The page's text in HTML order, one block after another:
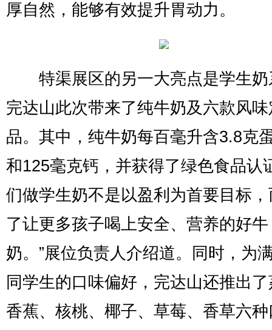
厚自然，能够有效提升胃动力。
特渠展区的另一大亮点是学生奶
完达山此次带来了纯牛奶及六款风
品。其中，纯牛奶每百毫升含3.8克
和125毫克钙，并获得了绿色食品认
们做学生奶不是以盈利为首要目标
了让更多孩子喝上安全、营养的好牛
奶。”展位负责人介绍道。同时，为
同学生的口味偏好，完达山还推出
香蕉、核桃、椰子、草莓、香草六